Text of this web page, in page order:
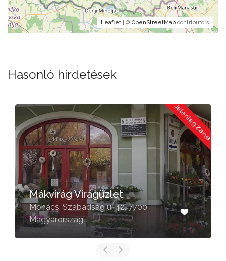
Leaflet | © OpenStreetMap contributors
Hasonló hirdetések
Jelenleg Zárva
Mákvirág Virágüzlet
Mohács, Szabadság u. 42, 7700
Magyarország